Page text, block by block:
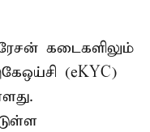
கடைகளிலும்
(eKYC)